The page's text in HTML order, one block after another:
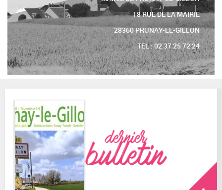
18 RUE DE LA MAIRIE
28360 PRUNAY-LE-GILLON
TEL : 02 37 25 72 24